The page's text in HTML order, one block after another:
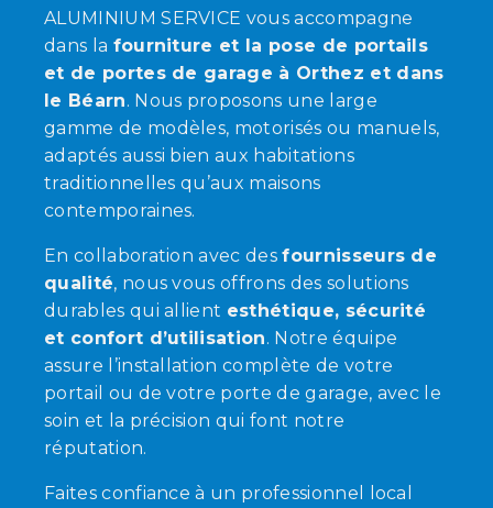
ALUMINIUM SERVICE vous accompagne
dans la fourniture et la pose de portails
et de portes de garage à Orthez et dans
le Béarn. Nous proposons une large
gamme de modèles, motorisés ou manuels,
adaptés aussi bien aux habitations
traditionnelles qu’aux maisons
contemporaines.
En collaboration avec desfournisseurs de
qualité, nous vous offrons des solutions
durables qui allient esthétique, sécurité
et confort d’utilisation. Notre équipe
assure l’installation complète de votre
portail ou de votre porte de garage, avec le
soin et la précision qui font notre
réputation.
Faites confiance à un professionnel local